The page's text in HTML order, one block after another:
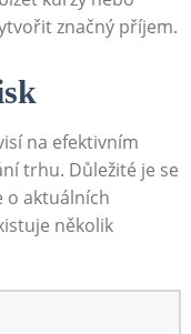
značný příjem.
na efektivním
trhu. Důležité je se
o aktuálních
několik